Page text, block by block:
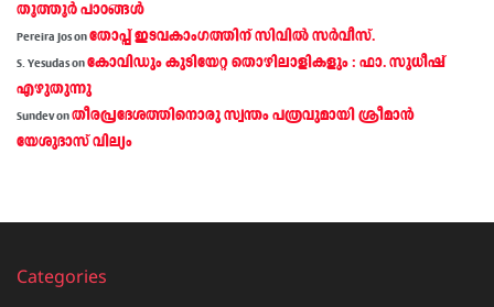
തൂത്തൂര്‍ പാഠങ്ങൾ
Pereira Josonതോപ്പ് ഇടവകാംഗത്തിന് സിവിൽ സർവീസ്.
S. Yesudasonകോവിഡും കുടിയേറ്റ തൊഴിലാളികളും : ഫാ. സുധീഷ്
എഴുതുന്നു
Sundevonതീരപ്രദേശത്തിനൊരു സ്വന്തം പത്രവുമായി ശ്രീമാന്‍
യേശുദാസ് വില്യം
Categories